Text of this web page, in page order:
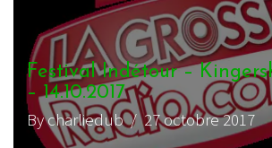
Entretien avec Manudigital
By charliedub/ 3 avril 2016